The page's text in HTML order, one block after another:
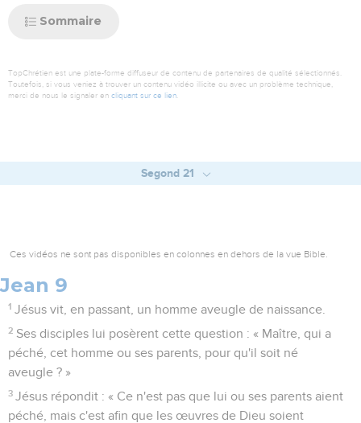
Sommaire
TopChrétien est une plate-forme diffuseur de contenu de partenaires de qualité sélectionnés.
Toutefois, si vous veniez à trouver un contenu vidéo illicite ou avec un problème technique,
merci de nous le signaler en cliquant sur ce lien
Segond 21
Ces vidéos ne sont pas disponibles en colonnes en dehors de la vue Bible.
Jean 9
1 Jésus vit, en passant, un homme aveugle de naissance.
2 Ses disciples lui posèrent cette question : « Maître, qui a
péché, cet homme ou ses parents, pour qu'il soit né
aveugle ? »
3 Jésus répondit : « Ce n'est pas que lui ou ses parents aient
péché, mais c'est afin que les œuvres de Dieu soient